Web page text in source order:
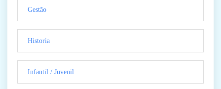
Gestão
Historia
Infantil / Juvenil